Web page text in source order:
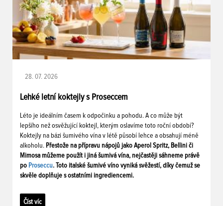
28. 07. 2026
Lehké letní koktejly s Proseccem
Léto je ideálním časem k odpočinku a pohodu. A co může být
lepšího než osvěžující koktejl, kterým oslavíme toto roční období?
Koktejly na bázi šumivého vína v létě působí lehce a obsahují méně
alkoholu. Přestože na přípravu nápojů jako Aperol Spritz, Bellini či
Mimosa můžeme použít i jiná šumivá vína, nejčastěji sáhneme právě
po Proseccu. Toto italské šumivé víno vyniká svěžestí, díky čemuž se
skvěle doplňuje s ostatními ingrediencemi.
Číst víc